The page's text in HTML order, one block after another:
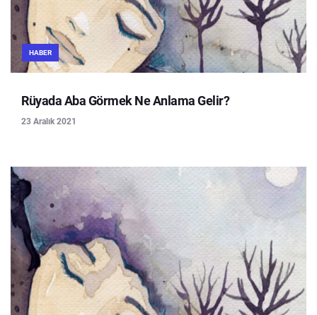
HABER
Rüyada Aba Görmek Ne Anlama Gelir?
23 Aralık 2021